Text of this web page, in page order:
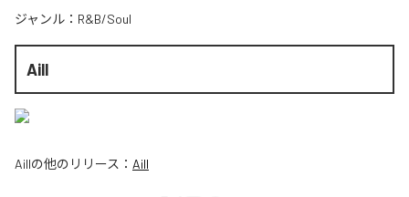
ジャンル： R&B/Soul
Aill
Aillの他のリリース： Aill